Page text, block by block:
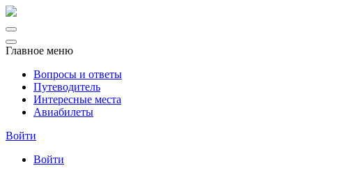
Главное меню
Вопросы и ответы
Путеводитель
Интересные места
Авиабилеты
Войти
Войти